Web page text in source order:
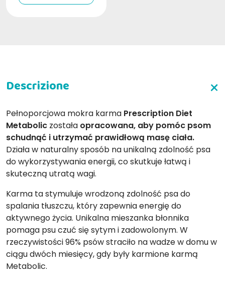
Pełnoporcjowa mokra karma Prescription Diet
Metabolic została opracowana, aby pomóc psom
schudnąć i utrzymać prawidłową masę ciała.
Działa w naturalny sposób na unikalną zdolność psa
do wykorzystywania energii, co skutkuje łatwą i
skuteczną utratą wagi.
Karma ta stymuluje wrodzoną zdolność psa do
spalania tłuszczu, który zapewnia energię do
aktywnego życia. Unikalna mieszanka błonnika
pomaga psu czuć się sytym i zadowolonym. W
rzeczywistości 96% psów straciło na wadze w domu w
ciągu dwóch miesięcy, gdy były karmione karmą
Metabolic.